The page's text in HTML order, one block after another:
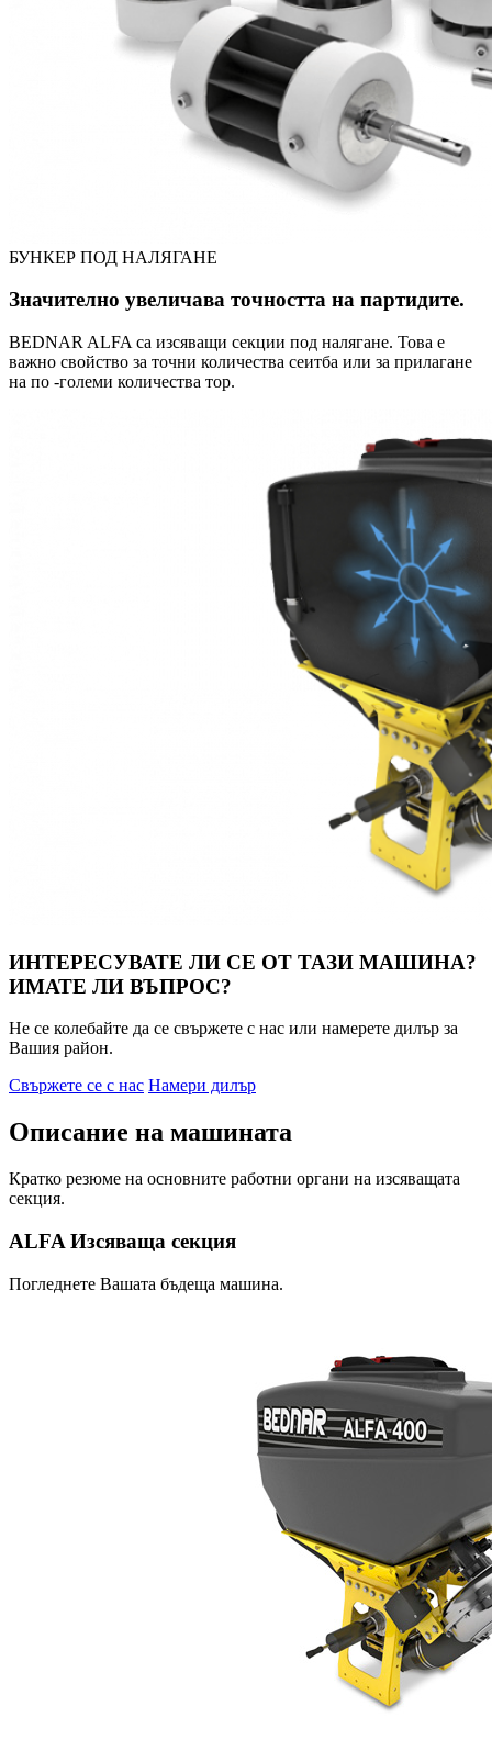
БУНКЕР ПОД НАЛЯГАНЕ
Значително увеличава точността на партидите.
BEDNAR ALFA са изсяващи секции под налягане. Това е
важно свойство за точни количества сеитба или за прилагане
на по -големи количества тор.
ИНТЕРЕСУВАТЕ ЛИ СЕ ОТ ТАЗИ МАШИНА?
ИМАТЕ ЛИ ВЪПРОС?
Не се колебайте да се свържете с нас или намерете дилър за
Вашия район.
Свържете се с нас Намери дилър
Описание на машината
Кратко резюме на основните работни органи на изсяващата
секция.
ALFA Изсяваща секция
Погледнете Вашата бъдеща машина.